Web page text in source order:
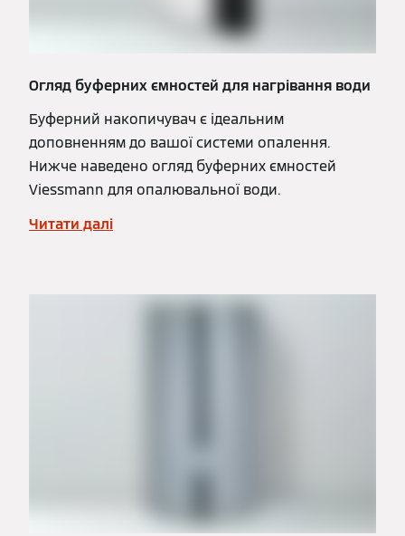
Огляд буферних ємностей для нагрівання води
Буферний накопичувач є ідеальним
доповненням до вашої системи опалення.
Нижче наведено огляд буферних ємностей
Viessmann для опалювальної води.
Читати далі